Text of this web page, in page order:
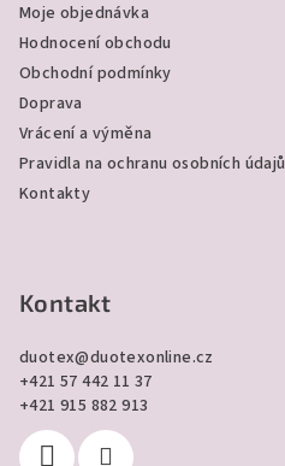
Moje objednávka
Hodnocení obchodu
Obchodní podmínky
Doprava
Vrácení a výměna
Pravidla na ochranu osobních údajů
Kontakty
Kontakt
duotex@duotexonline.cz
+421 57 442 11 37
+421 915 882 913